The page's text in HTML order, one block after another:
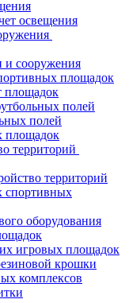
освещения
сооружения
площадок
площадок
полей
полей
площадок
территорий
территорий
спортивных
оборудования
игровых площадок
крошки
комплексов